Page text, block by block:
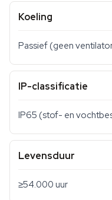
Koeling
Passief (geen
IP-classificatie
IP65 (stof- en
Levensduur
≥54.000 uur